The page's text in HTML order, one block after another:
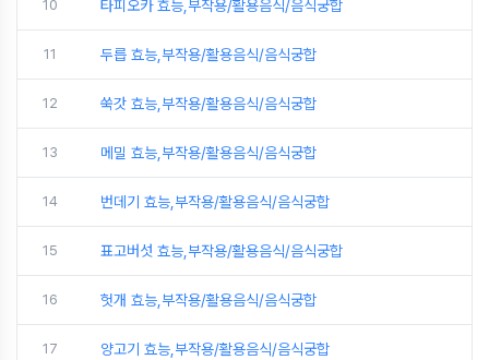
10 타피오카 효능,부작용/활용음식/음식궁합
11 두릅 효능,부작용/활용음식/음식궁합
12 쑥갓 효능,부작용/활용음식/음식궁합
13 메밀 효능,부작용/활용음식/음식궁합
14 번데기 효능,부작용/활용음식/음식궁합
15 표고버섯 효능,부작용/활용음식/음식궁합
16 헛개 효능,부작용/활용음식/음식궁합
17 양고기 효능,부작용/활용음식/음식궁합